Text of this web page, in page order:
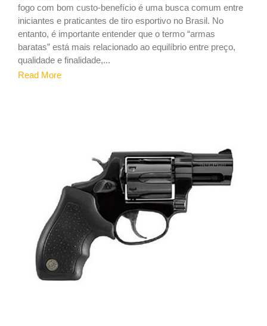
fogo com bom custo-benefício é uma busca comum entre
iniciantes e praticantes de tiro esportivo no Brasil. No
entanto, é importante entender que o termo “armas
baratas” está mais relacionado ao equilíbrio entre preço,
qualidade e finalidade,...
Read More